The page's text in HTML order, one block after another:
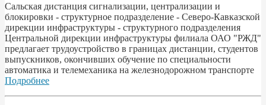
Сальская дистанция сигнализации, централизации и
блокировки - структурное подразделение - Северо-Кавказской
дирекции инфраструктуры - структурного подразделения
Центральной дирекции инфраструктуры филиала ОАО "РЖД"
предлагает трудоустройство в границах дистанции, студентов
выпускников, окончивших обучение по специальности
автоматика и телемеханика на железнодорожном транспорте
Подробнее